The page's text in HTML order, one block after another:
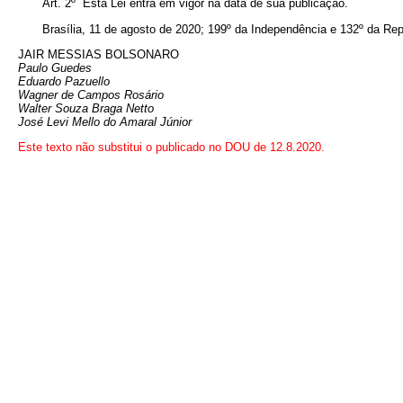
Art. 2º Esta Lei entra em vigor na data de sua publicação.
Brasília, 11 de agosto de 2020; 199º da Independência e 132º da
JAIR MESSIAS BOLSONARO
Paulo Guedes
Eduardo Pazuello
Wagner de Campos Rosário
Walter Souza Braga Netto
José Levi Mello do Amaral Júnior
Este texto não substitui o publicado no DOU de 12.8.2020.